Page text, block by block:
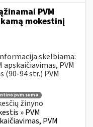
PVM
mokestinį
skelbiama:
PVM
94 str.) PVM
pvm suma
žinyno
» PVM
PVM